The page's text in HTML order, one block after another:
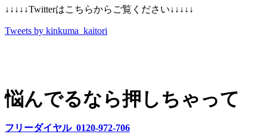
↓↓↓↓↓Twitterはこちらからご覧ください↓↓↓↓↓
Tweets by kinkuma_kaitori
悩んでるなら押しちゃって
フリーダイヤル 0120-972-706